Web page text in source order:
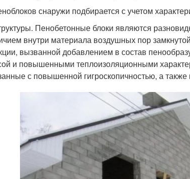
снаружи подбирается с учетом
Пенобетонные блоки являются
внутри материала воздушных пор
вызванной добавлением в состав
и повышенными теплоизоляционными
с повышенной гигроскопичностью, а